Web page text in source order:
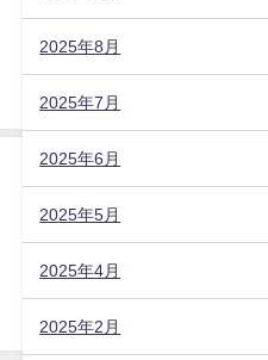
2025年8月
2025年7月
2025年6月
2025年5月
2025年4月
2025年2月